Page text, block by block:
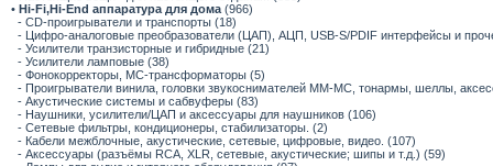
• Hi-Fi,Hi-End аппаратура для дома (966)
- CD-проигрыватели и транспорты (18)
- Цифро-аналоговые преобразователи (ЦАП), АЦП, USB-S/PDIF интерфейсы и
- Усилители транзисторные и гибридные (21)
- Усилители ламповые (38)
- Фонокорректоры, МС-трансформаторы (5)
- Проигрыватели винила, головки звукоснимателей ММ-МС, тонармы, шеллы,
- Акустические системы и сабвуферы (83)
- Наушники, усилители/ЦАП и аксессуары для наушников (106)
- Сетевые фильтры, кондиционеры, стабилизаторы. (2)
- Кабели межблочные, акустические, сетевые, цифровые, видео. (107)
- Аксессуары (разъёмы RCA, XLR, сетевые, акустические; шипы и т.д.) (59)